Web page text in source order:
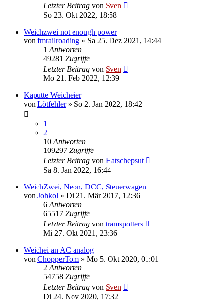
Letzter Beitrag von Sven
So 23. Okt 2022, 18:58
Weichzwei not enough power
von fmrailroading » Sa 25. Dez 2021, 14:44
1 Antworten
49281 Zugriffe
Letzter Beitrag von Sven
Mo 21. Feb 2022, 12:39
Kaputte Weicheier
von Lötfehler» So 2. Jan 2022, 18:42
1
2
10 Antworten
109297 Zugriffe
Letzter Beitrag von Hatschepsut
Sa 8. Jan 2022, 16:44
WeichZwei, Neon, DCC, Steuerwagen
von Johkol » Di 21. Mär 2017, 12:36
6 Antworten
65517 Zugriffe
Letzter Beitrag von tramspotters
Mi 27. Okt 2021, 23:36
Weichei an AC analog
von ChopperTom » Mo 5. Okt 2020, 01:01
2 Antworten
54758 Zugriffe
Letzter Beitrag von Sven
Di 24. Nov 2020, 17:32